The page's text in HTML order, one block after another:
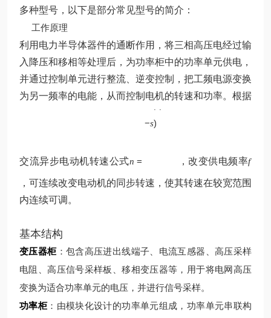
多种型号，以下是部分常见型号的简介：
工作原理
利用电力半导体器件的通断作用，将三相高压电经过输
入降压和移相等处理后，为功率柜中的功率单元供电，
并通过控制单元进行整流、逆变控制，把工频电源变换
为另一频率的电能，从而控制电机的转速和功率。根据
交流异步电动机转速公式n =
p
−s)
，改变供电频率f
，可连续改变电动机的同步转速，使其转速在较宽范围
内连续可调。
基本结构
变压器柜：包含高压进出线端子、电流互感器、高压采样
电阻、高压信号采样板、移相变压器等，用于将电网高压
变换为适合功率单元的电压，并进行信号采样。
功率柜：由模块化设计的功率单元组成，功率单元串联构